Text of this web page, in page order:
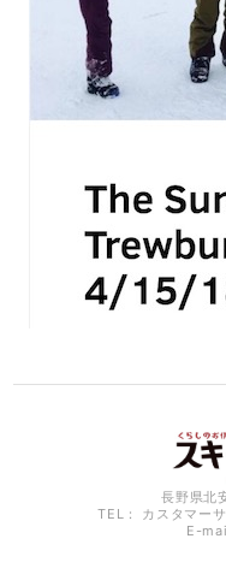
長野県北
TEL： カスタマー
E-